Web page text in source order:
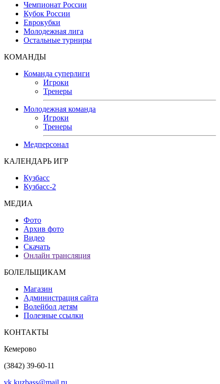
Чемпионат России
Кубок России
Еврокубки
Молодежная лига
Остальные турниры
КОМАНДЫ
Команда суперлиги
Игроки
Тренеры
Молодежная команда
Игроки
Тренеры
Медперсонал
КАЛЕНДАРЬ ИГР
Кузбасс
Кузбасс-2
МЕДИА
Фото
Архив фото
Видео
Скачать
Онлайн трансляция
БОЛЕЛЬЩИКАМ
Магазин
Администрация сайта
Волейбол детям
Полезные ссылки
КОНТАКТЫ
Кемерово
(3842) 39-60-11
vk.kuzbass@mail.ru